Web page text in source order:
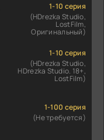
1-10 серия
(HDrezka Studio,
LostFilm,
Оригинальный)
1-10 серия
(HDrezka Studio,
HDrezka Studio. 18+,
LostFilm)
1-100 серия
(Не требуется)